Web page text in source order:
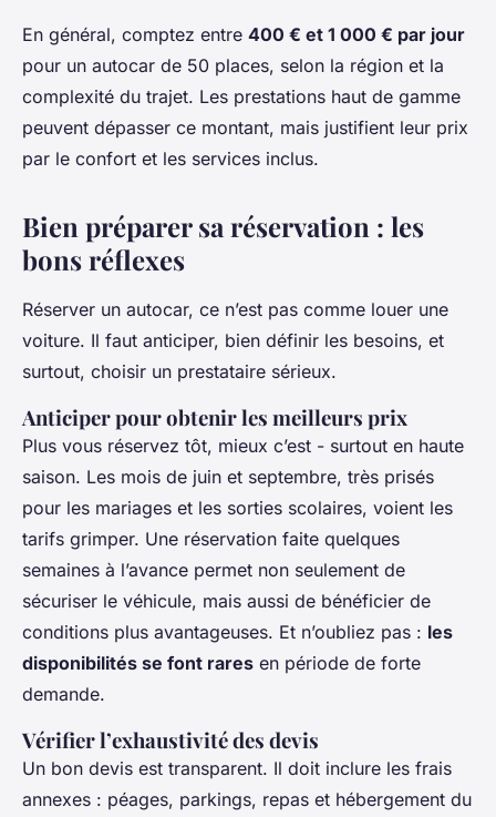
En général, comptez entre 400 € et 1 000 € par jour
pour un autocar de 50 places, selon la région et la
complexité du trajet. Les prestations haut de gamme
peuvent dépasser ce montant, mais justifient leur prix
par le confort et les services inclus.
Bien préparer sa réservation : les
bons réflexes
Réserver un autocar, ce n’est pas comme louer une
voiture. Il faut anticiper, bien définir les besoins, et
surtout, choisir un prestataire sérieux.
Anticiper pour obtenir les meilleurs prix
Plus vous réservez tôt, mieux c’est - surtout en haute
saison. Les mois de juin et septembre, très prisés
pour les mariages et les sorties scolaires, voient les
tarifs grimper. Une réservation faite quelques
semaines à l’avance permet non seulement de
sécuriser le véhicule, mais aussi de bénéficier de
conditions plus avantageuses. Et n’oubliez pas : les
disponibilités se font rares en période de forte
demande.
Vérifier l’exhaustivité des devis
Un bon devis est transparent. Il doit inclure les frais
annexes : péages, parkings, repas et hébergement du